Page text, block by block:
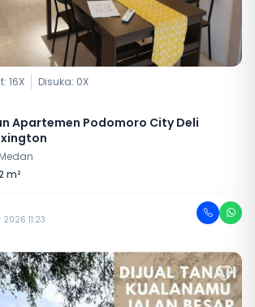
16X Disuka: 0X
Apartemen Podomoro City Deli
m²
11:23